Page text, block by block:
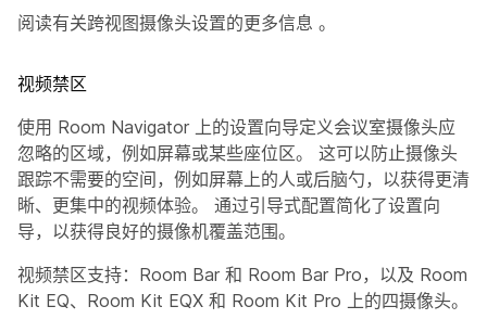
阅读有关跨视图摄像头设置的更多信息 。
视频禁区
使用 Room Navigator 上的设置向导定义会议室摄像头应
忽略的区域，例如屏幕或某些座位区。 这可以防止摄像头
跟踪不需要的空间，例如屏幕上的人或后脑勺，以获得更清
晰、更集中的视频体验。 通过引导式配置简化了设置向
导，以获得良好的摄像机覆盖范围。
视频禁区支持：Room Bar 和 Room Bar Pro，以及 Room
Kit EQ、Room Kit EQX 和 Room Kit Pro 上的四摄像头。